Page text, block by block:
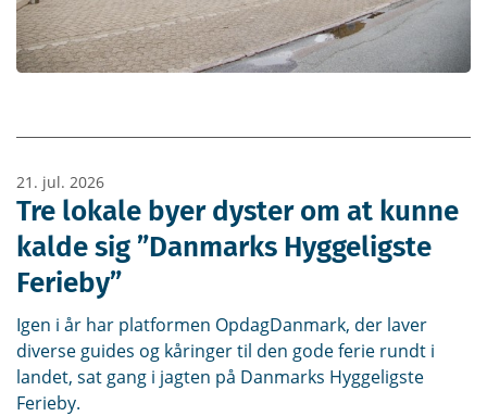
21. jul. 2026
Tre lokale byer dyster om at kunne
kalde sig ”Danmarks Hyggeligste
Ferieby”
Igen i år har platformen OpdagDanmark, der laver
diverse guides og kåringer til den gode ferie rundt i
landet, sat gang i jagten på Danmarks Hyggeligste
Ferieby.